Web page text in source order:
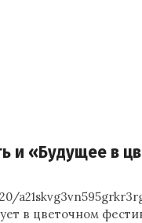
и «Будущее в
в цветочном